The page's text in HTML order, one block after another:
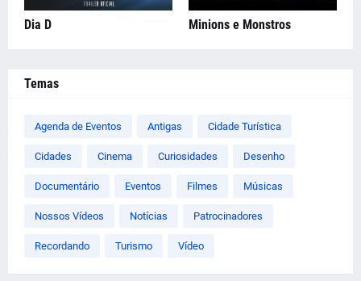
Dia D Minions e Monstros
Temas
Agenda de Eventos Antigas Cidade Turística
Cidades Cinema Curiosidades Desenho
Documentário Eventos Filmes Músicas
Nossos Vídeos Notícias Patrocinadores
Recordando Turismo Vídeo